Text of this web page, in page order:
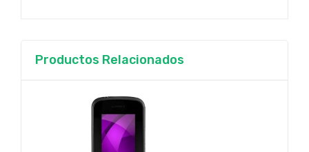
Productos Relacionados